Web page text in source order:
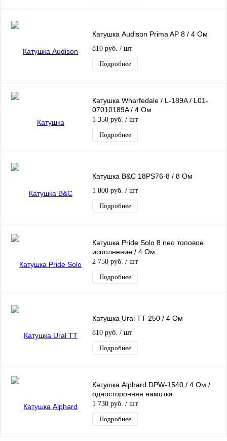
Катушка Audison Prima AP 8 / 4 Ом
810 руб. / шт
Подробнее
Катушка Wharfedale / L-189A / L01-
07010189A / 4 Ом
1 350 руб. / шт
Подробнее
Катушка B&C 18PS76-8 / 8 Ом
1 800 руб. / шт
Подробнее
Катушка Pride Solo 8 neo топовое
исполнение / 4 Ом
2 750 руб. / шт
Подробнее
Катушка Ural TT 250 / 4 Ом
810 руб. / шт
Подробнее
Катушка Alphard DPW-1540 / 4 Ом /
односторонняя намотка
1 730 руб. / шт
Подробнее